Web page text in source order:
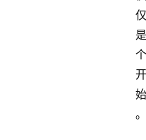
仅
是
个
开
始
。